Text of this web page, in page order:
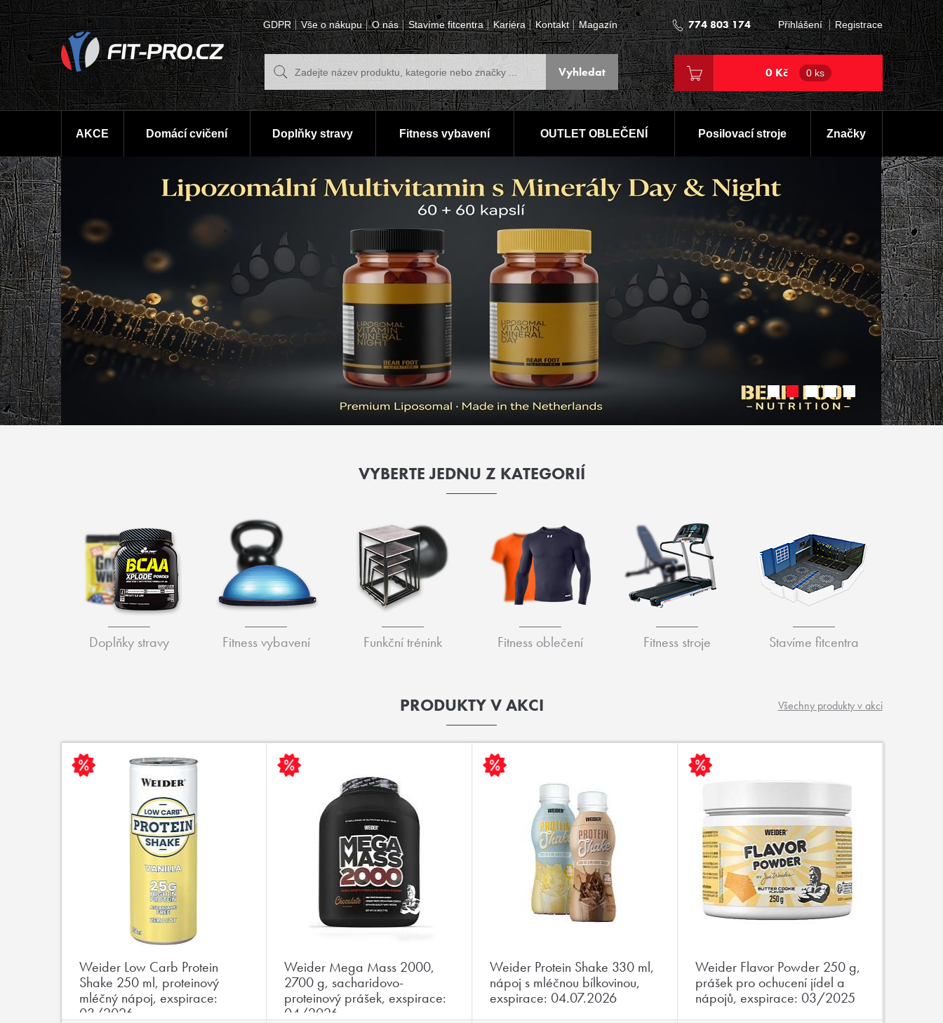
GDPR Vše o nákupu O nás Stavíme fitcentra Kariéra Kontakt Magazín 774 803 174 Přihlášení Registrace
0 Kč 0 ks
AKCE Domácí cvičení Doplňky stravy Fitness vybavení OUTLET OBLEČENÍ Posilovací stroje Značky
VYBERTE JEDNU Z KATEGORIÍ
Doplňky stravy Fitness vybavení Funkční trénink Fitness oblečení Fitness stroje Stavíme fitcentra
PRODUKTY V AKCI Všechny produkty v akci
Weider Low Carb Protein
Shake 250 ml, proteinový
mléčný nápoj, exspirace:
03/2026
Weider Mega Mass 2000,
2700 g, sacharidovo-
proteinový prášek, exspirace:
04/2026
Weider Protein Shake 330 ml,
nápoj s mléčnou bílkovinou,
exspirace: 04.07.2026
Weider Flavor Powder 250 g,
prášek pro ochucení jídel a
nápojů, exspirace: 03/2025